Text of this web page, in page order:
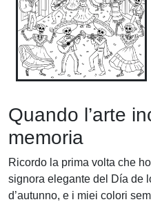
Quando l’arte
memoria
Ricordo la prima volta che
signora elegante del Día de
d’autunno, e i miei colori